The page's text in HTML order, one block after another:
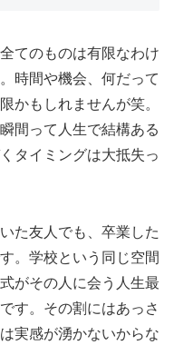
てのものは有限なわけ
時間や機会、何だって
かもしれませんが笑。
間って人生で結構ある
タイミングは大抵失っ
た友人でも、卒業した
。学校という同じ空間
がその人に会う人生最
す。その割にはあっさ
実感が湧かないからな